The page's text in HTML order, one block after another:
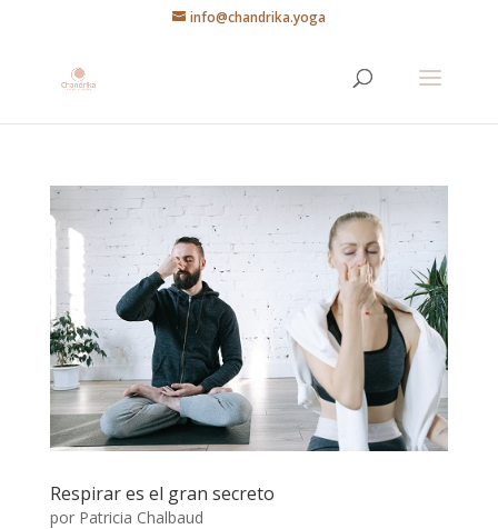
info@chandrika.yoga
Respirar es el gran secreto
por Patricia Chalbaud